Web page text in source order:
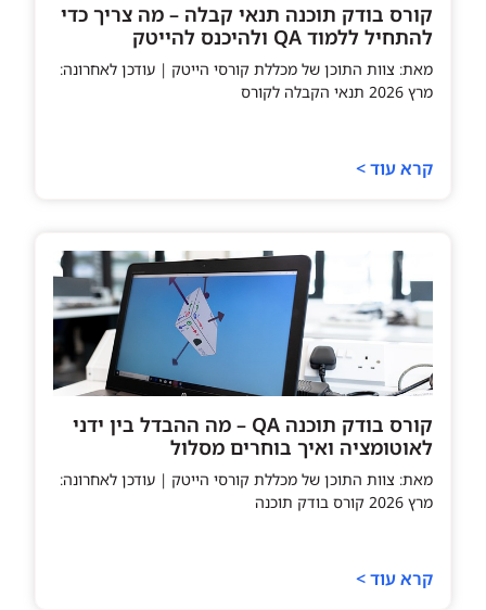
קורס בודק תוכנה תנאי קבלה – מה צריך כדי
להתחיל ללמוד QA ולהיכנס להייטק
מאת: צוות התוכן של מכללת קורסי הייטק | עודכן לאחרונה:
מרץ 2026 תנאי הקבלה לקורס
קרא עוד >
קורס בודק תוכנה QA – מה ההבדל בין ידני
לאוטומציה ואיך בוחרים מסלול
מאת: צוות התוכן של מכללת קורסי הייטק | עודכן לאחרונה:
מרץ 2026 קורס בודק תוכנה
קרא עוד >